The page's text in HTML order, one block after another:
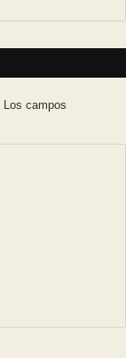
Los campos